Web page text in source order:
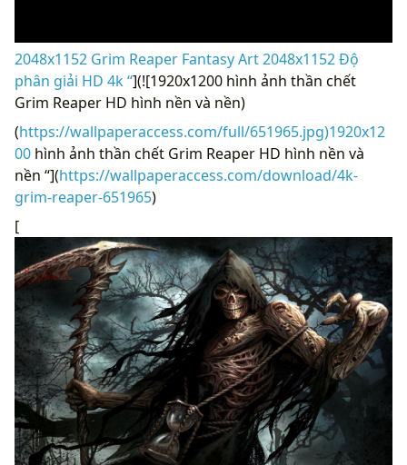
2048x1152 Grim Reaper Fantasy Art 2048x1152 Độ
phân giải HD 4k “](![1920x1200 hình ảnh thần chết
Grim Reaper HD hình nền và nền)
(https://wallpaperaccess.com/full/651965.jpg)1920x12
00 hình ảnh thần chết Grim Reaper HD hình nền và
nền “](https://wallpaperaccess.com/download/4k-
grim-reaper-651965)
[